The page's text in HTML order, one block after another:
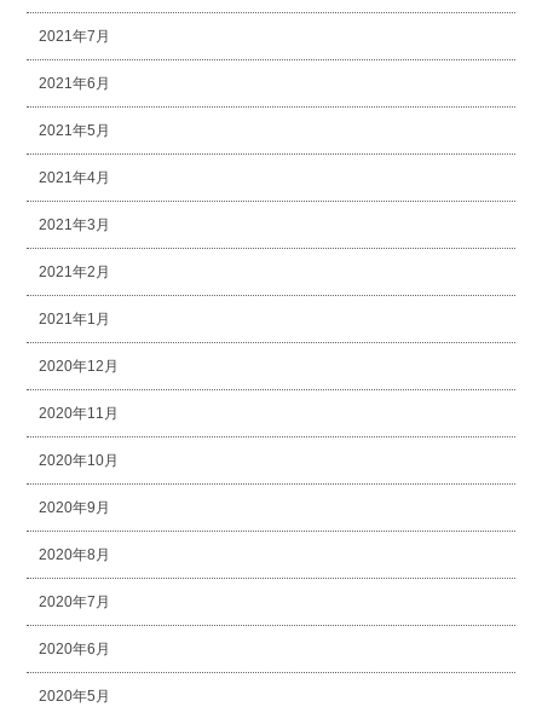
2021年7月
2021年6月
2021年5月
2021年4月
2021年3月
2021年2月
2021年1月
2020年12月
2020年11月
2020年10月
2020年9月
2020年8月
2020年7月
2020年6月
2020年5月